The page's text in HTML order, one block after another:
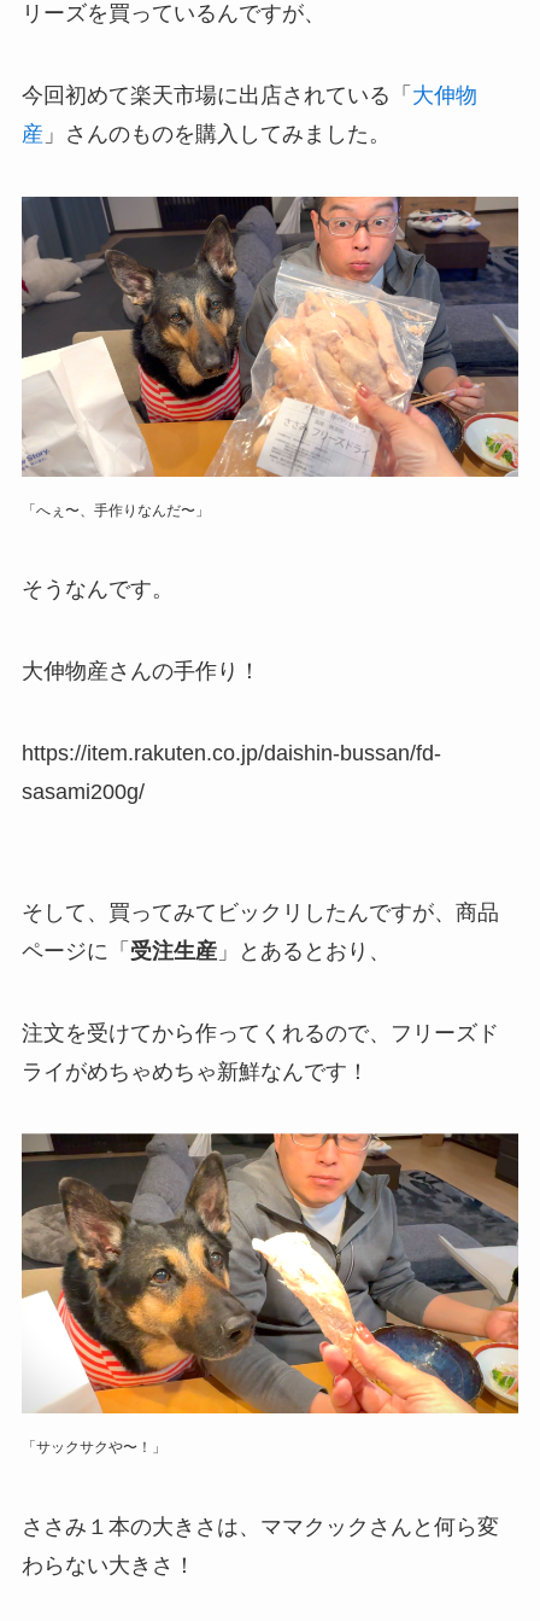
リーズを買っているんですが、
今回初めて楽天市場に出店されている「 大伸物
産 」さんのものを購入してみました。
「へぇ〜、手作りなんだ〜」
そうなんです。
大伸物産さんの手作り！
https://item.rakuten.co.jp/daishin-bussan/fd-
sasami200g/
そして、買ってみてビックリしたんですが、商品
ページに「 受注生産」とあるとおり、
注文を受けてから作ってくれるので、フリーズド
ライがめちゃめちゃ新鮮なんです！
「サックサクや〜！」
ささみ１本の大きさは、ママクックさんと何ら変
わらない大きさ！